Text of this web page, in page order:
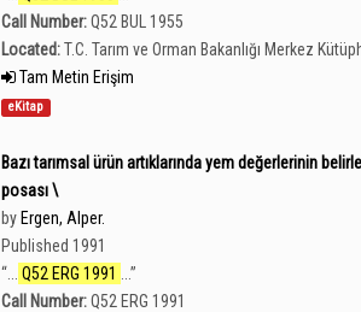
Call Number:Q52 BUL 1955
Located:T.C. Tarım ve Orman Bakanlığı Merkez
Tam Metin Erişim
eKitap
Bazı tarımsal ürün artıklarında yem değerlerinin
posası \
by Ergen, Alper.
Published 1991
“
Q52 ERG 1991
”
Call Number:Q52 ERG 1991